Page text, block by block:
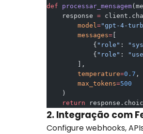
def processar_mensagem
    response
=
        model
="gpt-4-
        messages
=
            {
"role" :
            {
"role" :
        ],
        temperature
=0.7 ,
        max_tokens
=500
    )
    return
2. Integração com
Configure webhooks,